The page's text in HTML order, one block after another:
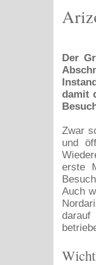
Der
damit
Zwar
und
erste
Auch